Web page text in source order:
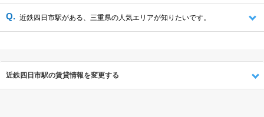
近鉄四日市駅がある、三重県の人気エリアが知りたいです。
近鉄四日市駅の賃貸情報を変更する